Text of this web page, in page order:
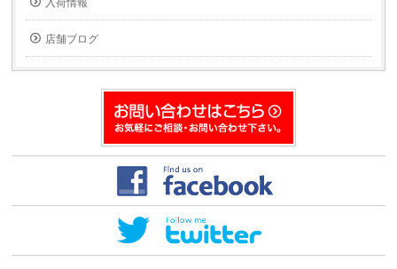
し
い
ィ
ド
ウ
で
開
ま
す)
店舗ブログ